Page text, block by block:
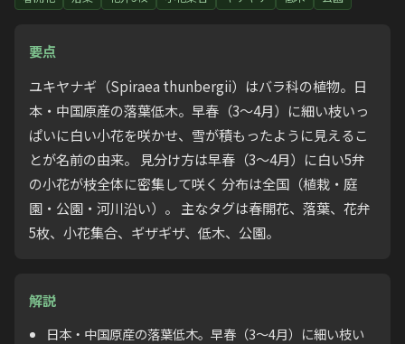
要点
ユキヤナギ（Spiraea thunbergii）はバラ科の植物。日
本・中国原産の落葉低木。早春（3〜4月）に細い枝いっ
ぱいに白い小花を咲かせ、雪が積もったように見えるこ
とが名前の由来。 見分け方は早春（3〜4月）に白い5弁
の小花が枝全体に密集して咲く 分布は全国（植栽・庭
園・公園・河川沿い）。 主なタグは春開花、落葉、花弁
5枚、小花集合、ギザギザ、低木、公園。
解説
日本・中国原産の落葉低木。早春（3〜4月）に細い枝い